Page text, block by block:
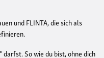
und FLINTA, die sich als
So wie du bist, ohne dich